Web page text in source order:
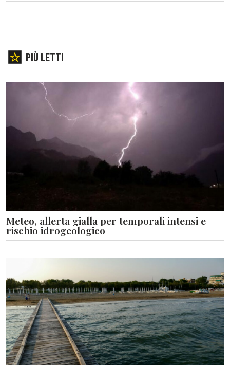
PIÙ LETTI
Meteo, allerta gialla per temporali intensi e
rischio idrogeologico